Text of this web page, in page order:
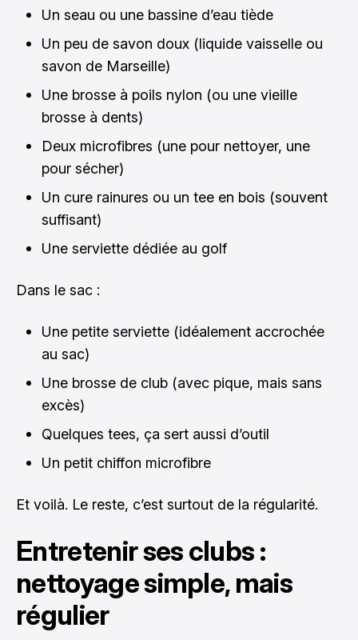
Un seau ou une bassine d’eau tiède
Un peu de savon doux (liquide vaisselle ou
savon de Marseille)
Une brosse à poils nylon (ou une vieille
brosse à dents)
Deux microfibres (une pour nettoyer, une
pour sécher)
Un cure rainures ou un tee en bois (souvent
suffisant)
Une serviette dédiée au golf
Dans le sac :
Une petite serviette (idéalement accrochée
au sac)
Une brosse de club (avec pique, mais sans
excès)
Quelques tees, ça sert aussi d’outil
Un petit chiffon microfibre
Et voilà. Le reste, c’est surtout de la régularité.
Entretenir ses clubs :
nettoyage simple, mais
régulier